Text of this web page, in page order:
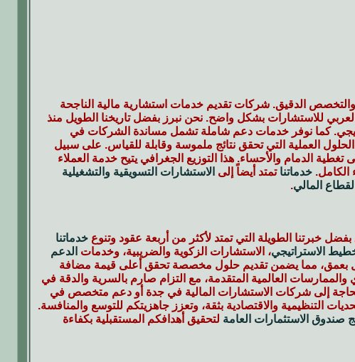
الدقيق. شركات تقديم خدمات استشارية مالية الناجحة
العربي للاستشارات بشكل واضح. نحن نبرز بفضل تاريخنا الطويل منذ
كما نوفر خدمات دعم شاملة تشمل مساندة الشركات في
الحلول العملية التي تحقق نتائج ملموسة وقابلة للقياس. على سبيل
الدمام والأحساء. هذا التوزيع الجغرافي يتيح خدمة العملاء
الكامل. خدماتنا تمتد أيضاً إلى الاستشارات التسويقية والتشغيلية
المالي.
خبرتنا الطويلة التي تمتد لأكثر من أربعة عقود وتنوع خدماتنا
الاستراتيجي، الاستشارات الزكوية والضريبية، وخدمات الدعم
بعمق، مما يضمن تقديم حلول مخصصة تحقق أعلى قيمة مضافة
العالمية المتقدمة، مع التزام صارم بالسرية والدقة في
إلى شركات الاستشارات المالية في جدة أو دعم متخصص في
التنظيمية والاقتصادية بثقة، وتعزز جاهزيتكم للتوسع والمنافسة.
صندوق الاستثمارات العامة لتحقيق أهدافكم المستقبلية بكفاءة